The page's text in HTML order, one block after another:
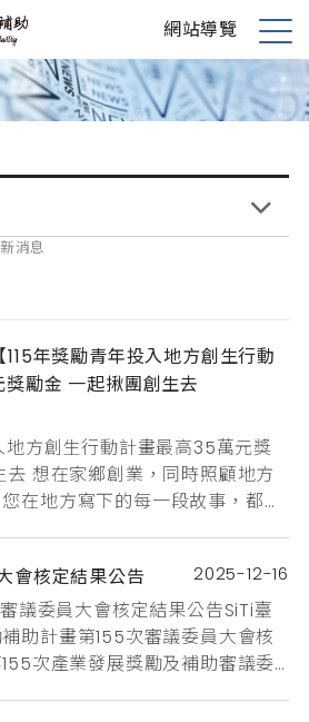
網站導覽
展
開
選
單
消息
年獎勵青年投入地方創生行動
勵金 一起揪團創生去
地方創生行動計畫最高35萬元獎
想在家鄉創業，同時照顧地方
在地方寫下的每一段故事，都是
組成小型專職團隊，善用公有建
發展兼具商業模式與公益精神的
提供35萬元獎勵金，陪您將創意
會核定結果公告 2025-12-16
助計畫第155次審議委員大會核
次產業發展獎勵及補助審議委